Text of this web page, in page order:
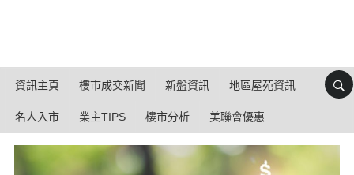
資訊主頁 樓市成交新聞 新盤資訊 地區屋苑資訊
名人入市 業主TIPS 樓市分析 美聯會優惠